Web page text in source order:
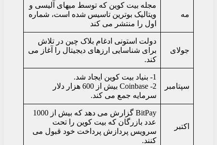
مه
مجله بیت کوین که توسط میهای آلیسی و
ویتالیک بوترین تاسیس شده است، شماره
اول را منتشر می کند
جولای
دولت استونی ادغام بلاک چین در تلاش
برای شناسایی ارزهای دیجیتال را آغاز می
کند.
سپتامبر
1- بنیاد بیت کوین ایجاد شد.
2- Coinbase بیش از 600 هزار دلار
سرمایه جمع می كند.
اکتبر
BitPay گزارش می دهد که بیش از 1000
عدد بازرگان که بیت کوین را تحت
سرویس پردازش پرداخت خود قبول می
کنند.